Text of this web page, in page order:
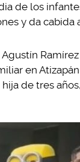
de los
y da cabida
Agustín
en
de tres